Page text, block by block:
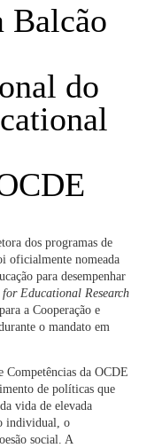
Balcão
do
dos programas de
oficialmente nomeada
para desempenhar
for Educational Research
a Cooperação e
o mandato em
Competências da OCDE
de políticas que
vida de elevada
individual, o
social. A